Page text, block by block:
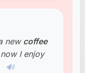
new coffee
I enjoy
🔊